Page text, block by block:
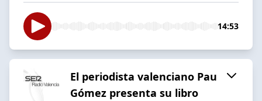
14:53
El periodista valenciano Pau
Gómez presenta su libro